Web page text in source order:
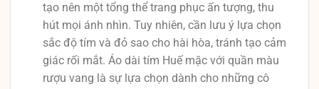
tạo nên một tổng thể trang phục ấn tượng, thu
hút mọi ánh nhìn. Tuy nhiên, cần lưu ý lựa chọn
sắc độ tím và đỏ sao cho hài hòa, tránh tạo cảm
giác rối mắt. Áo dài tím Huế mặc với quần màu
rượu vang là sự lựa chọn dành cho những cô